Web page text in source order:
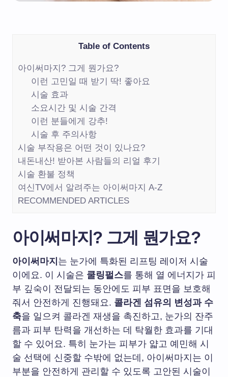
Table of Contents
아이써마지? 그게 뭔가요?
이런 고민일 때 받기 딱! 좋아요
시술 효과
소요시간 및 시술 간격
이런 분들에게 강추!
시술 후 주의사항
시술 부작용은 어떤 것이 있나요?
내돈내산! 받아본 사람들의 리얼 후기
시술 환불 정책
여신TV에서 알려주는 아이써마지 A-Z
RECOMMENDED ARTICLES
아이써마지? 그게 뭔가요?
아이써마지 는 눈가에 특화된 리프팅 레이저 시술
이에요. 이 시술은 쿨링펄스를 통해 열 에너지가 피
부 깊숙이 전달되는 동안에도 피부 표면을 보호해
줘서 안전하게 진행돼요. 콜라겐 섬유의 변성과 수
축을 일으켜 콜라겐 재생을 촉진하고, 눈가의 잔주
름과 피부 탄력을 개선하는 데 탁월한 효과를 기대
할 수 있어요. 특히 눈가는 피부가 얇고 예민해 시
술 선택에 신중할 수밖에 없는데, 아이써마지는 이
부분을 안전하게 관리할 수 있도록 고안된 시술이